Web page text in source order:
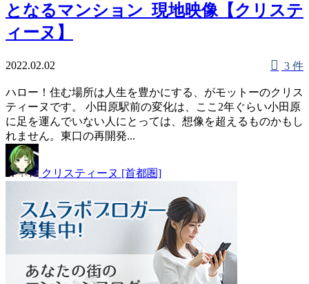
となるマンション_現地映像【クリステ
ィーヌ】
2022.02.02 3 件
ハロー！住む場所は人生を豊かにする、がモットーのクリス
ティーヌです。 小田原駅前の変化は、ここ2年ぐらい小田原
に足を運んでいない人にとっては、想像を超えるものかもし
れません。東口の再開発...
クリスティーヌ [首都圏]